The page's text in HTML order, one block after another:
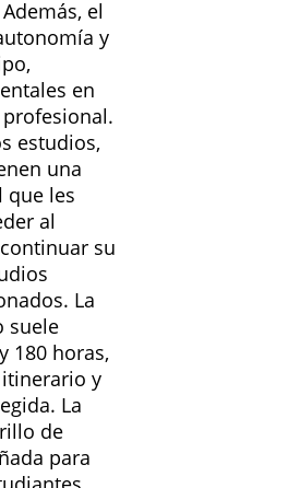
el
y
en
estudios,
una
que les
al
su
La
suele
180 horas,
y
La
de
para